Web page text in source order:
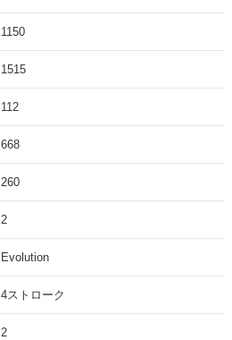
1150
1515
112
668
260
2
Evolution
4ストローク
2